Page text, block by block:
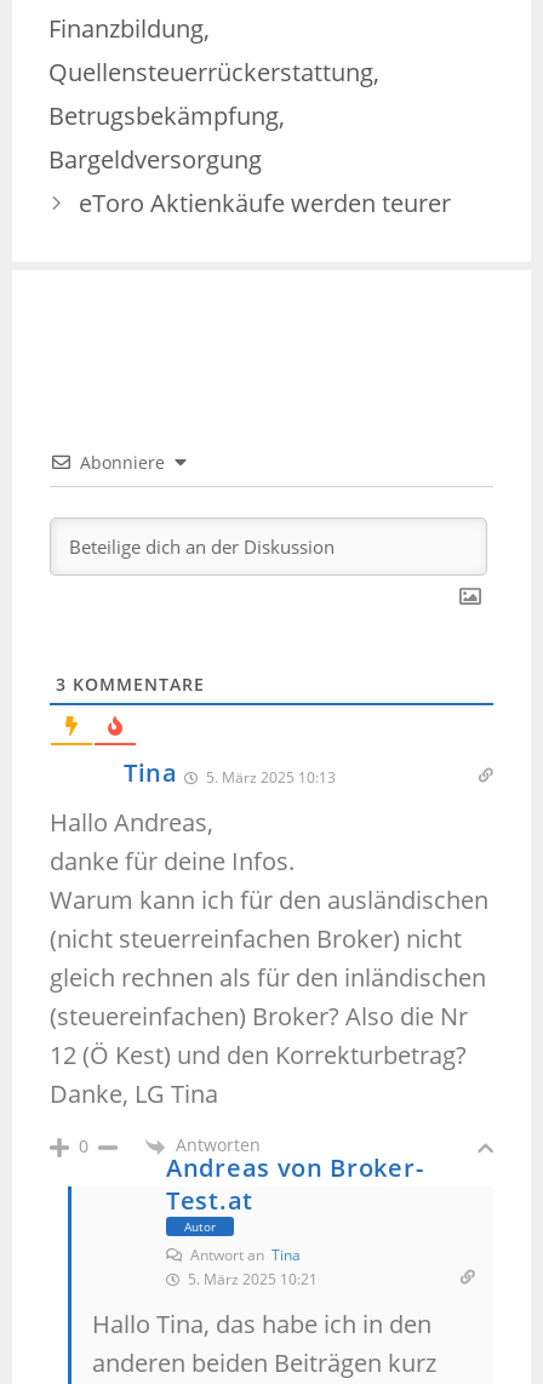
Finanzbildung,
Quellensteuerrückerstattung,
Betrugsbekämpfung,
Bargeldversorgung
eToro Aktienkäufe werden teurer
Abonniere
3 KOMMENTARE
Tina 5. März 2025 10:13
Hallo Andreas,
danke für deine Infos.
Warum kann ich für den ausländischen
(nicht steuerreinfachen Broker) nicht
gleich rechnen als für den inländischen
(steuereinfachen) Broker? Also die Nr
12 (Ö Kest) und den Korrekturbetrag?
Danke, LG Tina
0 Antworten
Andreas von Broker-
Test.at
Autor
Antwort an Tina
5. März 2025 10:21
Hallo Tina, das habe ich in den
anderen beiden Beiträgen kurz